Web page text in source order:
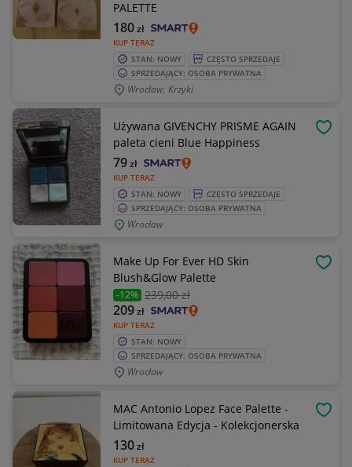
PALETTE
KUP TERAZ
180zł
STAN: NOWY
CZĘSTO SPRZEDAJE
SPRZEDAJĄCY: OSOBA PRYWATNA
Wrocław, Krzyki
Używana GIVENCHY PRISME AGAIN
paleta cieni Blue Happiness
KUP TERAZ
79zł
STAN: NOWY
CZĘSTO SPRZEDAJE
SPRZEDAJĄCY: OSOBA PRYWATNA
Wrocław
Make Up For Ever HD Skin
Blush&Glow Palette
-12% 239,00 zł
KUP TERAZ
209zł
STAN: NOWY
SPRZEDAJĄCY: OSOBA PRYWATNA
Wrocław
MAC Antonio Lopez Face Palette -
Limitowana Edycja - Kolekcjonerska
KUP TERAZ
130zł